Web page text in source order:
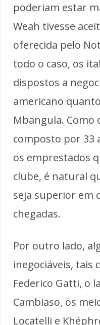
poderiam estar
Weah tivesse
oferecida pelo
todo o caso, os
dispostos a
americano
Mbangula. Como
composto por 33
os emprestados
clube, é natural
seja superior em
chegadas.
Por outro lado,
inegociáveis, tais
Federico Gatti, o
Cambiaso, os
Locatelli e